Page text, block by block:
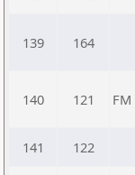
139 164
140 121 FM
141 122